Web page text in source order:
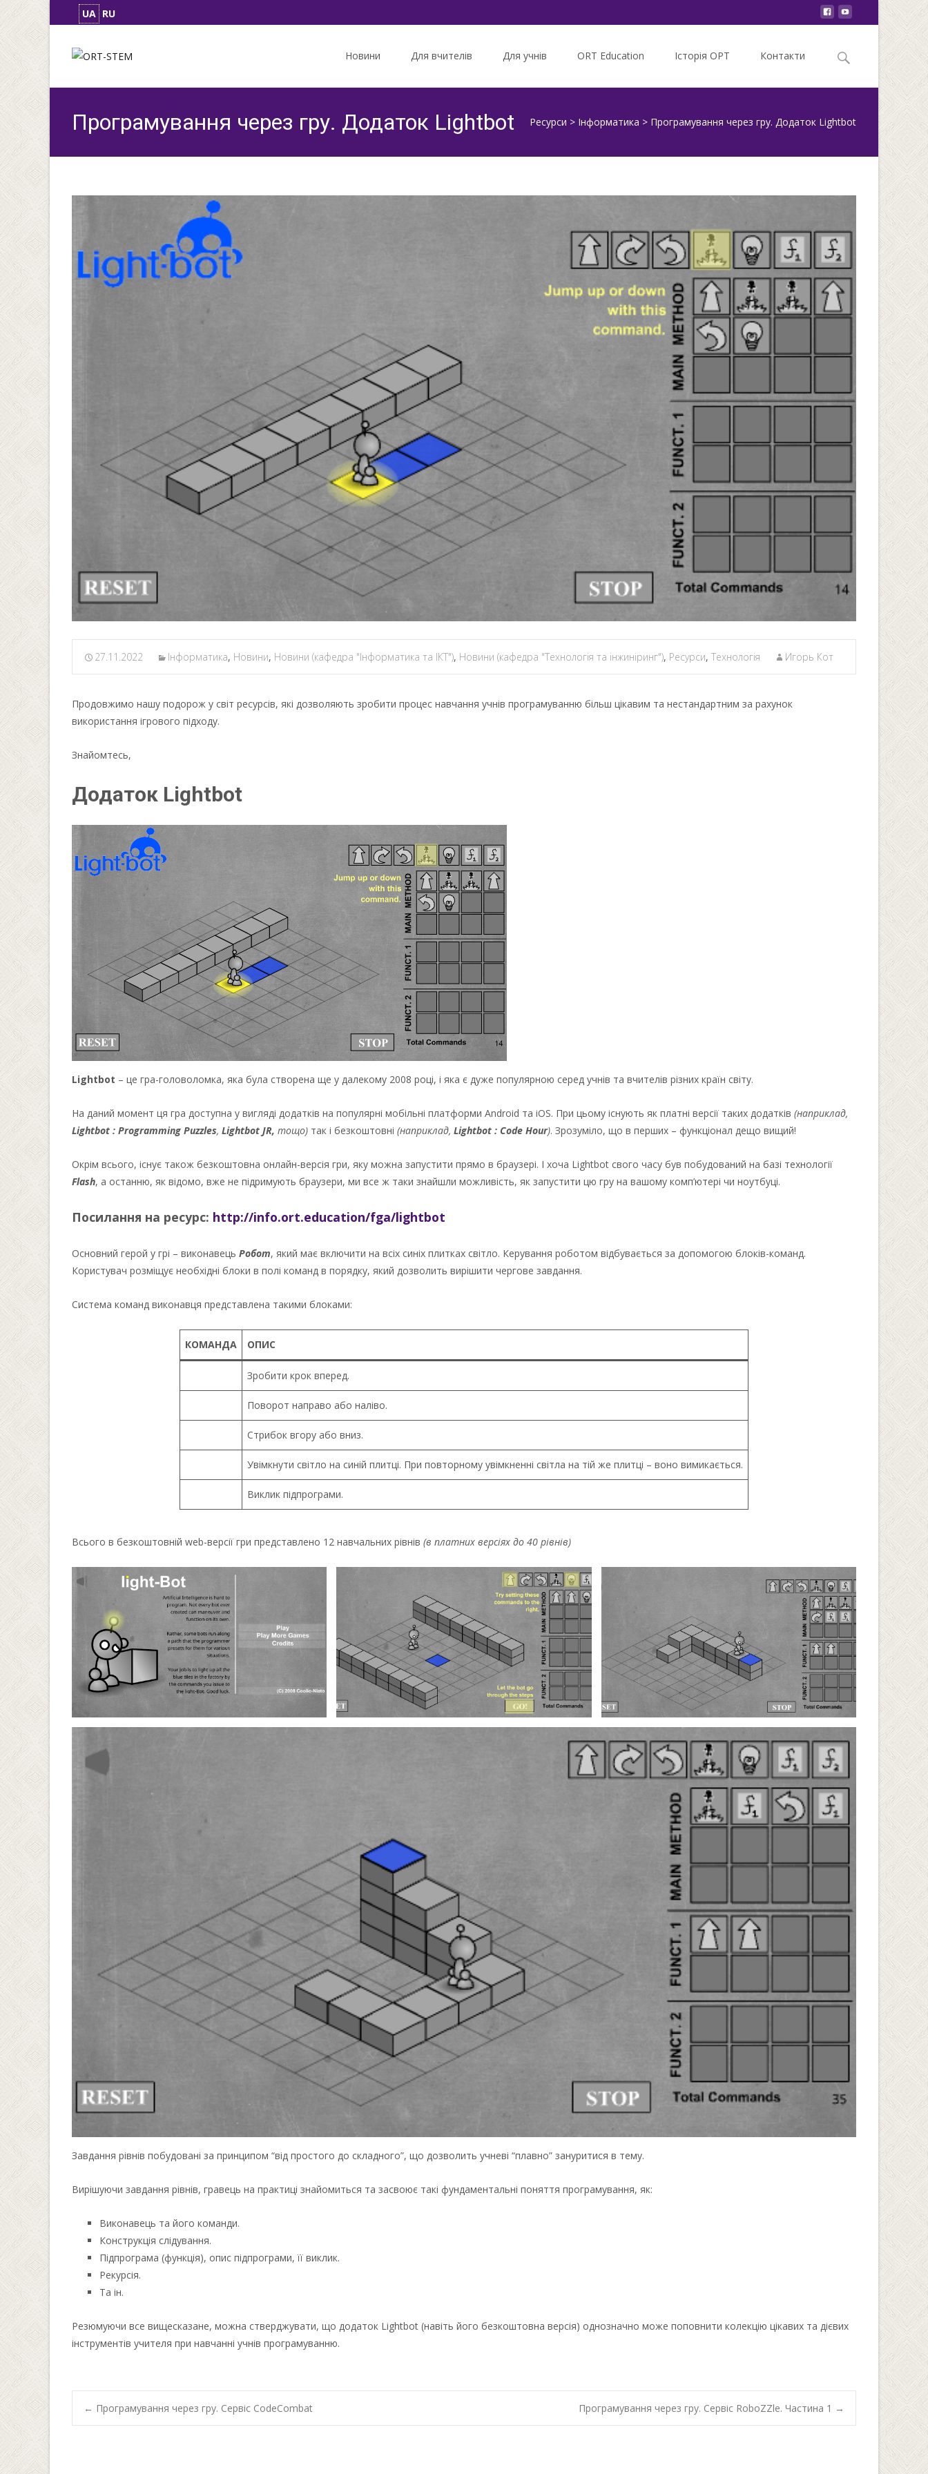
UA RU
Новини Для вчителів Для учнів ORT Education Історія ОРТ Контакти
Search
Програмування через гру. Додаток Lightbot Ресурси > Інформатика > Програмування через гру. Додаток Lightbot
27.11.2022 Інформатика, Новини, Новини (кафедра "Інформатика та ІКТ"), Новини (кафедра "Технологія та інжиніринг"), Ресурси, Технологія Игорь Кот
Продовжимо нашу подорож у світ ресурсів, які дозволяють зробити процес навчання учнів програмуванню більш цікавим та нестандартним за рахунок
використання ігрового підходу.
Знайомтесь,
Додаток Lightbot
Lightbot – це гра-головоломка, яка була створена ще у далекому 2008 році, і яка є дуже популярною серед учнів та вчителів різних країн світу.
На даний момент ця гра доступна у вигляді додатків на популярні мобільні платформи Android та iOS. При цьому існують як платні версії таких додатків (наприклад,
Lightbot : Programming Puzzles, Lightbot JR, тощо) так і безкоштовні (наприклад, Lightbot : Code Hour). Зрозуміло, що в перших – функціонал дещо вищий!
Окрім всього, існує також безкоштовна онлайн-версія гри, яку можна запустити прямо в браузері. І хоча Lightbot свого часу був побудований на базі технології
Flash, а останню, як відомо, вже не підримують браузери, ми все ж таки знайшли можливість, як запустити цю гру на вашому комп’ютері чи ноутбуці.
Посилання на ресурс: http://info.ort.education/fga/lightbot
Основний герой у грі – виконавець Робот, який має включити на всіх синіх плитках світло. Керування роботом відбувається за допомогою блоків-команд.
Користувач розміщує необхідні блоки в полі команд в порядку, який дозволить вирішити чергове завдання.
Система команд виконавця представлена такими блоками:
КОМАНДА ОПИС
Зробити крок вперед.
Поворот направо або наліво.
Стрибок вгору або вниз.
Увімкнути світло на синій плитці. При повторному увімкненні світла на тій же плитці – воно вимикається.
Виклик підпрограми.
Всього в безкоштовній web-версії гри представлено 12 навчальних рівнів (в платних версіях до 40 рівнів)
Завдання рівнів побудовані за принципом “від простого до складного”, що дозволить учневі “плавно” зануритися в тему.
Вирішуючи завдання рівнів, гравець на практиці знайомиться та засвоює такі фундаментальні поняття програмування, як:
Виконавець та його команди.
Конструкція слідування.
Підпрограма (функція), опис підпрограми, її виклик.
Рекурсія.
Та ін.
Резюмуючи все вищесказане, можна стверджувати, що додаток Lightbot (навіть його безкоштовна версія) однозначно може поповнити колекцію цікавих та дієвих
інструментів учителя при навчанні учнів програмуванню.
Post
← Програмування через гру. Сервіс CodeCombat Програмування через гру. Сервіс RoboZZle. Частина 1 →